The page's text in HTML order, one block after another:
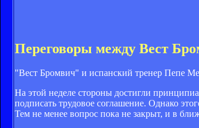
Переговоры между Вест
"Вест Бромвич" и испанский тренер Пепе
На этой неделе стороны достигли
подписать трудовое соглашение. Однако
Тем не менее вопрос пока не закрыт, и в